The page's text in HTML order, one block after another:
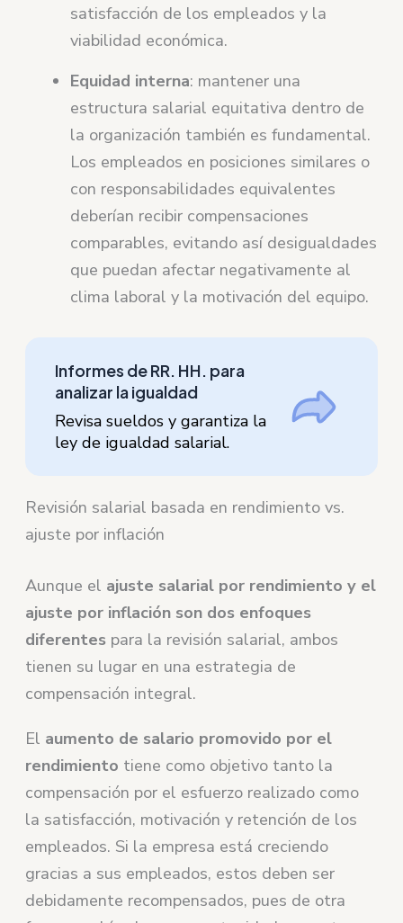
satisfacción de los empleados y la
viabilidad económica.
Equidad interna: mantener una
estructura salarial equitativa dentro de
la organización también es fundamental.
Los empleados en posiciones similares o
con responsabilidades equivalentes
deberían recibir compensaciones
comparables, evitando así desigualdades
que puedan afectar negativamente al
clima laboral y la motivación del equipo.
Informes de RR. HH. para
analizar la igualdad
Revisa sueldos y garantiza la
ley de igualdad salarial.
Revisión salarial basada en rendimiento vs.
ajuste por inflación
Aunque el ajuste salarial por rendimiento y el
ajuste por inflación son dos enfoques
diferentes para la revisión salarial, ambos
tienen su lugar en una estrategia de
compensación integral.
El aumento de salario promovido por el
rendimiento tiene como objetivo tanto la
compensación por el esfuerzo realizado como
la satisfacción, motivación y retención de los
empleados. Si la empresa está creciendo
gracias a sus empleados, estos deben ser
debidamente recompensados, pues de otra